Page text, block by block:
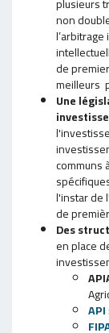
non
de
meilleurs
Une
communs
l'instar de
de
Des
en place
API